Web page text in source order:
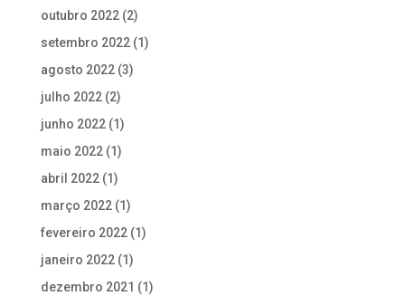
outubro 2022(2)
setembro 2022(1)
agosto 2022(3)
julho 2022(2)
junho 2022(1)
maio 2022(1)
abril 2022(1)
março 2022(1)
fevereiro 2022(1)
janeiro 2022(1)
dezembro 2021 (1)